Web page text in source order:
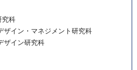
究科
ザイン・マネジメント研究科
ザイン研究科